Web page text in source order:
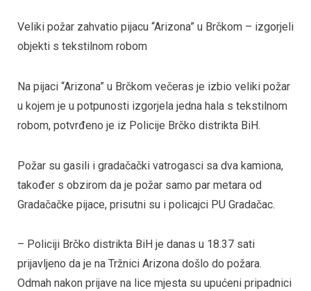
Veliki požar zahvatio pijacu “Arizona” u Brčkom – izgorjeli
objekti s tekstilnom robom
Na pijaci “Arizona” u Brčkom večeras je izbio veliki požar
u kojem je u potpunosti izgorjela jedna hala s tekstilnom
robom, potvrđeno je iz Policije Brčko distrikta BiH.
Požar su gasili i gradačački vatrogasci sa dva kamiona,
također s obzirom da je požar samo par metara od
Gradačačke pijace, prisutni su i policajci PU Gradačac.
– Policiji Brčko distrikta BiH je danas u 18.37 sati
prijavljeno da je na Tržnici Arizona došlo do požara.
Odmah nakon prijave na lice mjesta su upućeni pripadnici